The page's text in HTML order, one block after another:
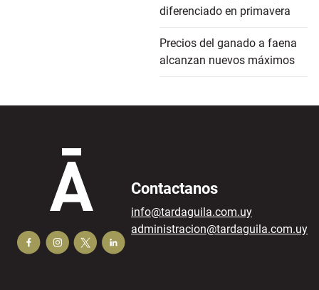
diferenciado en primavera
Precios del ganado a faena
alcanzan nuevos máximos
Contactanos
info@tardaguila.com.uy
administracion@tardaguila.com.uy